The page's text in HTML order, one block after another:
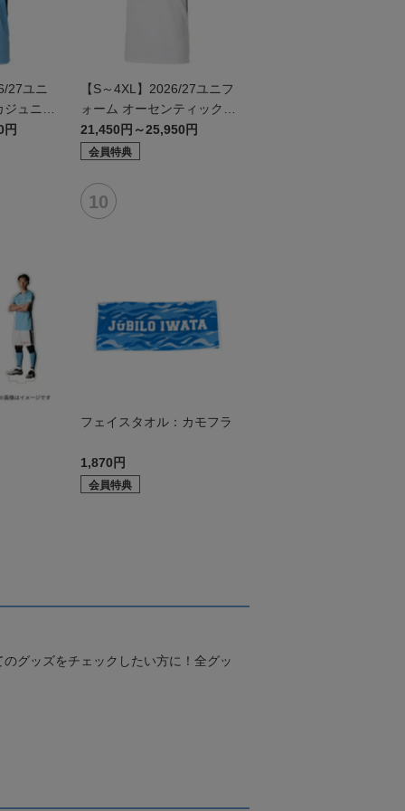
27ユニ
ュニア
円
【S～4XL】2026/27ユニフ
ォーム オーセンティックモ
デル:FP2nd
21,450円～25,950円
会員特典
フェイスタオル：カモフラ
1,870円
会員特典
グッズをチェックしたい方に！全グッ